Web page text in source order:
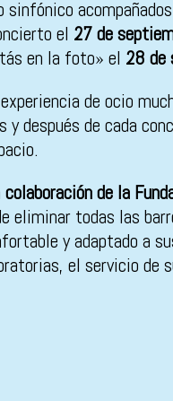
el 27 de
en la foto» el 28 de
de ocio
después de cada
colaboración de la
eliminar todas las
y adaptado a
el servicio